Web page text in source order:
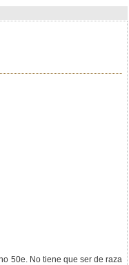
50e. No tiene que ser de raza